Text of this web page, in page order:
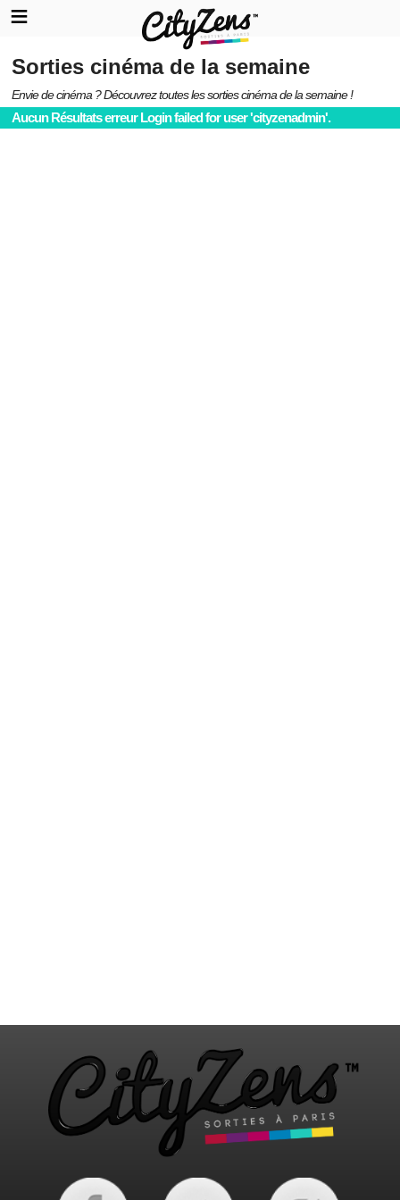
Sorties cinéma de la semaine
Envie de cinéma ? Découvrez toutes les sorties cinéma de la semaine !
Aucun Résultats erreur Login failed for user 'cityzenadmin'.